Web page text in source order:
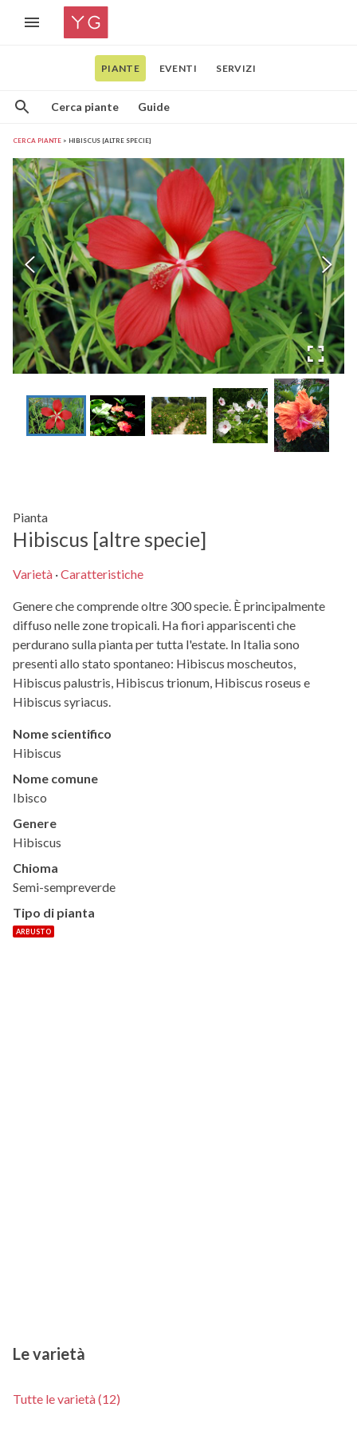
PIANTE EVENTI SERVIZI
Cerca piante Guide
CERCA PIANTE HIBISCUS [ALTRE SPECIE]
Pianta
Hibiscus [altre specie]
Varietà ·Caratteristiche
Genere che comprende oltre 300 specie. È principalmente
diffuso nelle zone tropicali. Ha fiori appariscenti che
perdurano sulla pianta per tutta l'estate. In Italia sono
presenti allo stato spontaneo: Hibiscus moscheutos,
Hibiscus palustris, Hibiscus trionum, Hibiscus roseus e
Hibiscus syriacus.
Nome scientifico
Hibiscus
Nome comune
Ibisco
Genere
Hibiscus
Chioma
Semi-sempreverde
Tipo di pianta
ARBUSTO
Le varietà
Tutte le varietà (12)